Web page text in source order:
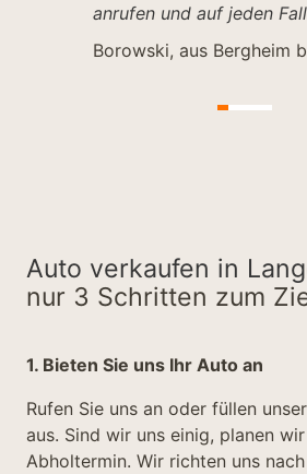
anrufen und auf jeden
Borowski, aus Bergheim
Auto verkaufen in
nur 3 Schritten zum
1. Bieten Sie uns Ihr Auto an
Rufen Sie uns an oder füllen
aus. Sind wir uns einig, planen
Abholtermin. Wir richten uns nach